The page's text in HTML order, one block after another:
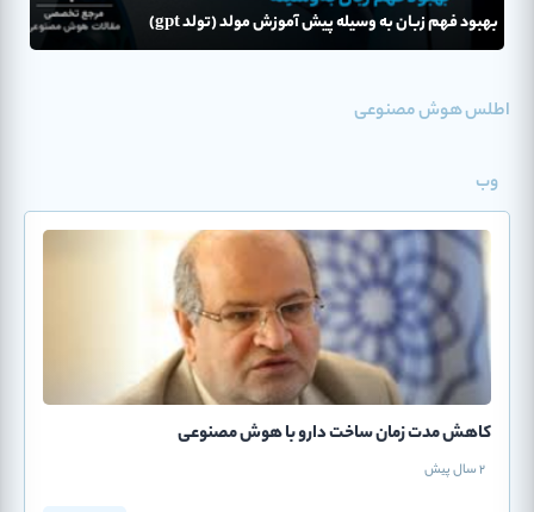
بهبود فهم زبان به وسیله پیش آموزش مولد (تولد gpt)
اطلس هوش مصنوعی
وب
کاهش مدت زمان ساخت دارو با هوش مصنوعی
2 سال پیش